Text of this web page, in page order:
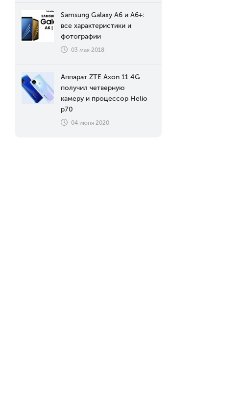
Samsung Galaxy A6 и A6+:
все характеристики и
фотографии
03 мая 2018
Аппарат ZTE Axon 11 4G
получил четверную
камеру и процессор Helio
p70
04 июня 2020